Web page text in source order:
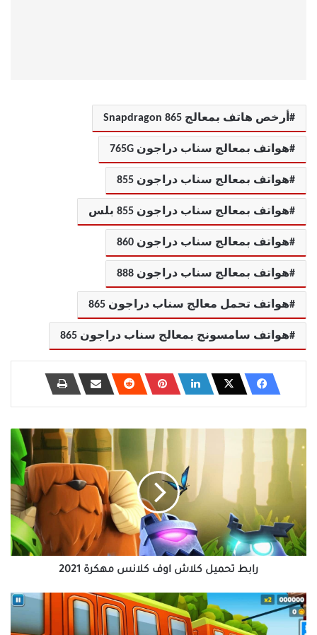
أرخص هاتف بمعالج Snapdragon 865
هواتف بمعالج سناب دراجون 765G
هواتف بمعالج سناب دراجون 855
هواتف بمعالج سناب دراجون 855 بلس
هواتف بمعالج سناب دراجون 860
هواتف بمعالج سناب دراجون 888
هواتف تحمل معالج سناب دراجون 865
هواتف سامسونج بمعالج سناب دراجون 865
تحميل
كلاش
2021
رابط تحميل كلاش اوف كلانس مهكرة 2021
رابط
تحميل
لعبة